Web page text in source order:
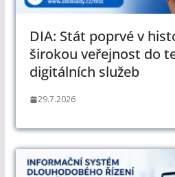
DIA: Stát poprvé v
širokou veřejnost do
digitálních služeb
29.7.2026